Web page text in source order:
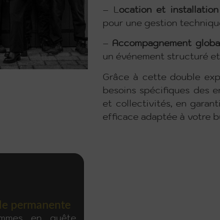
– Location et
pour une gestion
– Accompagnement
un événement structuré
Grâce à cette double
besoins spécifiques des
et collectivités, en
efficace adaptée à votre
permanente